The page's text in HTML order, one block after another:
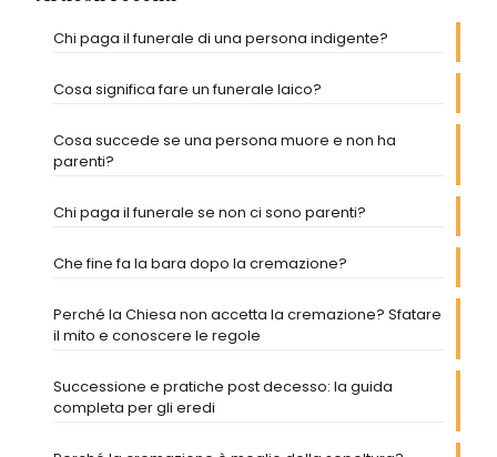
Chi paga il funerale di una persona indigente?
Cosa significa fare un funerale laico?
Cosa succede se una persona muore e non ha
parenti?
Chi paga il funerale se non ci sono parenti?
Che fine fa la bara dopo la cremazione?
Perché la Chiesa non accetta la cremazione? Sfatare
il mito e conoscere le regole
Successione e pratiche post decesso: la guida
completa per gli eredi